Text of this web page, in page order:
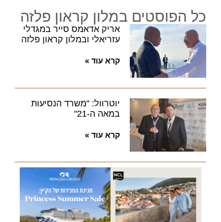
כל הפוסטים במלון קראון פלזה
אריק אדאמס סייר במגדלי
עזריאלי ובמלון קראון פלזה
קרא עוד »
יוטרוול: "משרד הנסיעות
במאה ה-21"
קרא עוד »